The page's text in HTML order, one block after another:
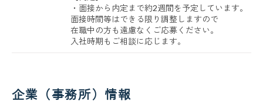
・面接から内定まで約2週間を予定しています。
面接時間等はできる限り調整しますので
在職中の方も遠慮なくご応募ください。
入社時期もご相談に応じます。
企業（事務所）情報